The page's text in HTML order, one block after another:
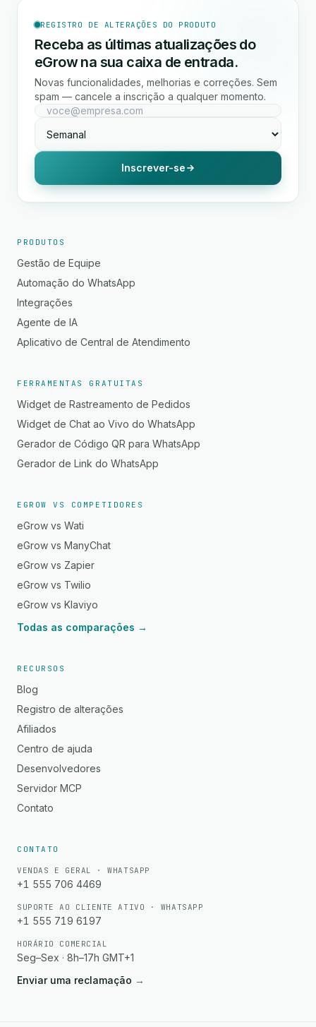
REGISTRO DE ALTERAÇÕES DO PRODUTO
Receba as últimas atualizações do
eGrow na sua caixa de entrada.
Novas funcionalidades, melhorias e correções. Sem
spam — cancele a inscrição a qualquer momento.
Inscrever-se
PRODUTOS
Gestão de Equipe
Automação do WhatsApp
Integrações
Agente de IA
Aplicativo de Central de Atendimento
FERRAMENTAS GRATUITAS
Widget de Rastreamento de Pedidos
Widget de Chat ao Vivo do WhatsApp
Gerador de Código QR para WhatsApp
Gerador de Link do WhatsApp
EGROW VS COMPETIDORES
eGrow vs Wati
eGrow vs ManyChat
eGrow vs Zapier
eGrow vs Twilio
eGrow vs Klaviyo
Todas as comparações →
RECURSOS
Blog
Registro de alterações
Afiliados
Centro de ajuda
Desenvolvedores
Servidor MCP
Contato
CONTATO
VENDAS E GERAL · WHATSAPP
+1 555 706 4469
SUPORTE AO CLIENTE ATIVO · WHATSAPP
+1 555 719 6197
HORÁRIO COMERCIAL
Seg–Sex · 8h–17h GMT+1
Enviar uma reclamação →